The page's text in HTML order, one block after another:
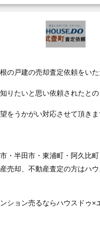
の戸建の売却査定依頼をいた
りたいと思い依頼されたとの
をうかがい対応させて頂きま
・半田市・東浦町・阿久比
売却、不動産査定の方はハ
ション売るならハウスドゥ×